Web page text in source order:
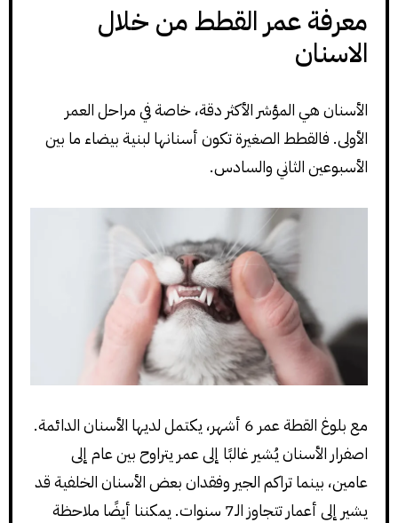
معرفة عمر القطط من خلال
الاسنان
الأسنان هي المؤشر الأكثر دقة، خاصة في مراحل العمر
الأولى. فالقطط الصغيرة تكون أسنانها لبنية بيضاء ما بين
الأسبوعين الثاني والسادس.
مع بلوغ القطة عمر 6 أشهر، يكتمل لديها الأسنان الدائمة.
اصفرار الأسنان يُشير غالبًا إلى عمر يتراوح بين عام إلى
عامين، بينما تراكم الجير وفقدان بعض الأسنان الخلفية قد
يشير إلى أعمار تتجاوز الـ7 سنوات. يمكننا أيضًا ملاحظة